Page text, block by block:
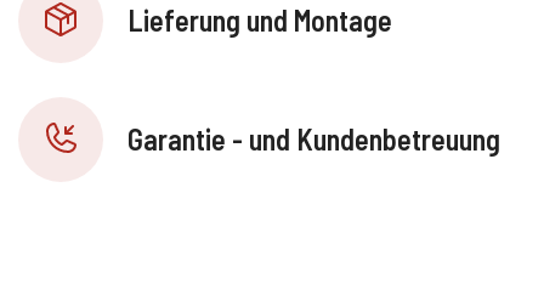
Lieferung und Montage
Garantie - und Kundenbetreuung